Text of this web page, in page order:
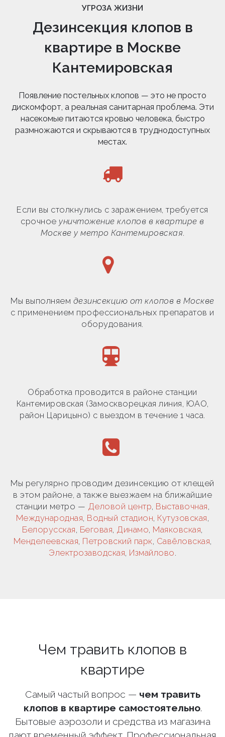
УГРОЗА ЖИЗНИ
Дезинсекция клопов в
квартире в Москве
Кантемировская
Появление постельных клопов — это не просто
дискомфорт, а реальная санитарная проблема. Эти
насекомые питаются кровью человека, быстро
размножаются и скрываются в труднодоступных
местах.
Если вы столкнулись с заражением, требуется
срочное уничтожение клопов в квартире в
Москве у метро Кантемировская.
Мы выполняем дезинсекцию от клопов в Москве
с применением профессиональных препаратов и
оборудования.
Обработка проводится в районе станции
Кантемировская (Замоскворецкая линия, ЮАО,
район Царицыно) с выездом в течение 1 часа.
Мы регулярно проводим дезинсекцию от клещей
в этом районе, а также выезжаем на ближайшие
станции метро — Деловой центр, Выставочная,
Международная, Водный стадион, Кутузовская,
Белорусская, Беговая, Динамо, Маяковская,
Менделеевская, Петровский парк, Савёловская,
Электрозаводская, Измайлово.
Чем травить клопов в
квартире
Самый частый вопрос — чем травить
клопов в квартире самостоятельно.
Бытовые аэрозоли и средства из магазина